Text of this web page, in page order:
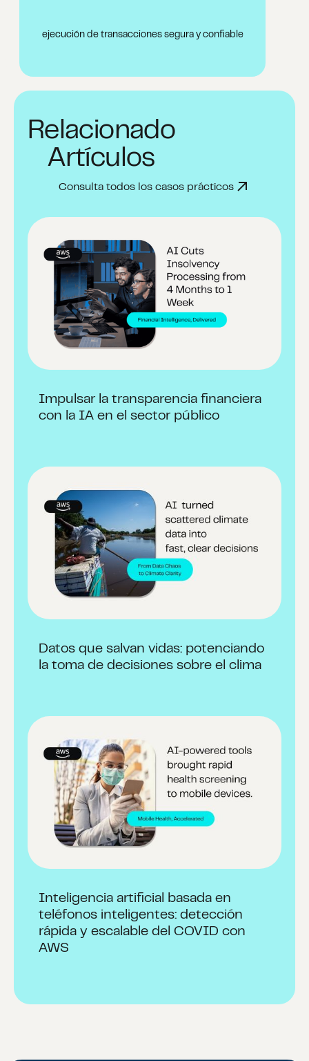
ejecución de transacciones segura y confiable
Relacionado
Artículos
Consulta todos los casos prácticos
Impulsar la transparencia financiera
con la IA en el sector público
Datos que salvan vidas: potenciando
la toma de decisiones sobre el clima
Inteligencia artificial basada en
teléfonos inteligentes: detección
rápida y escalable del COVID con
AWS